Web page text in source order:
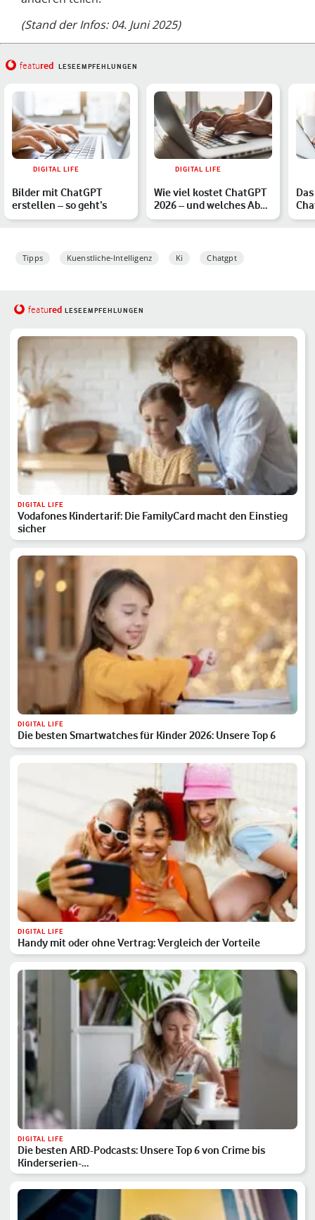
(Stand der Infos: 04. Juni 2025)
featured LESEEMPFEHLUNGEN
DIGITAL LIFE
Bilder mit ChatGPT
erstellen – so geht’s
DIGITAL LIFE
Wie viel kostet ChatGPT
2026 – und welches Abo
lohnt sich?
Tipps Kuenstliche-Intelligenz Ki Chatgpt
featured LESEEMPFEHLUNGEN
DIGITAL LIFE
Vodafones Kindertarif: Die FamilyCard macht den Einstieg
sicher
DIGITAL LIFE
Die besten Smartwatches für Kinder 2026: Unsere Top 6
DIGITAL LIFE
Handy mit oder ohne Vertrag: Vergleich der Vorteile
DIGITAL LIFE
Die besten ARD-Podcasts: Unsere Top 6 von Crime bis
Kinderserien-…